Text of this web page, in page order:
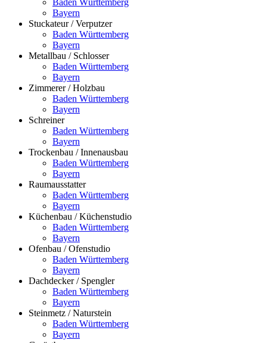
Bayern
Stuckateur / Verputzer
Baden Württemberg
Bayern
Metallbau / Schlosser
Baden Württemberg
Bayern
Zimmerer / Holzbau
Baden Württemberg
Bayern
Schreiner
Baden Württemberg
Bayern
Trockenbau / Innenausbau
Baden Württemberg
Bayern
Raumausstatter
Baden Württemberg
Bayern
Küchenbau / Küchenstudio
Baden Württemberg
Bayern
Ofenbau / Ofenstudio
Baden Württemberg
Bayern
Dachdecker / Spengler
Baden Württemberg
Bayern
Steinmetz / Naturstein
Baden Württemberg
Bayern